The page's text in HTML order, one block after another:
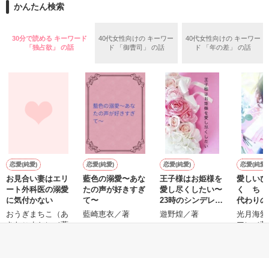
2026.6.5～2026.7.25
＊以前、公開していた話の改稿版です＊
めた、同期で恋人の石垣守（26）がいるのだが、後輩の姫原由
いた。
守と由羅から『便利屋雛子』と馬鹿にされ、一人こっそり泣い
た上、同居まで提案してきて──？
鷹哉『宜しくな、俺の雛子』🦅
雛子『俺の……ひぃ、雛子？！！！』🐥
シゴデキで冷徹な上司が見せる素顔は、なぜか想像以上に甘く
※表紙も作中使用の画像も全てフリー素材です。
※執筆期間2026.6.3〜7.20完結です。
※他サイトさんにて恋愛トレンド1位でした〜良かったら読ん
で頂けると嬉しいです。
かんたん検索
30分で読める キーワード
「独占欲」 の話
40代女性向けの キーワー
ド 「御曹司」 の話
40代女性向けの キーワー
ド 「年の差」 の話
恋愛(純愛)
お見合い妻はエリ
ート外科医の溺愛
に気付かない
おうぎまちこ（あ
きたこまち）／著
恋愛(純愛)
藍色の溺愛〜あな
たの声が好きすぎ
て〜
藍崎恵衣／著
恋愛(純愛)
王子様はお姫様を
愛し尽くしたい〜
23時のシンデレラ
短編〜
遊野煌／著
恋愛(純愛)
愛しい
く ち
代わり
編）
光月海
ア）／著